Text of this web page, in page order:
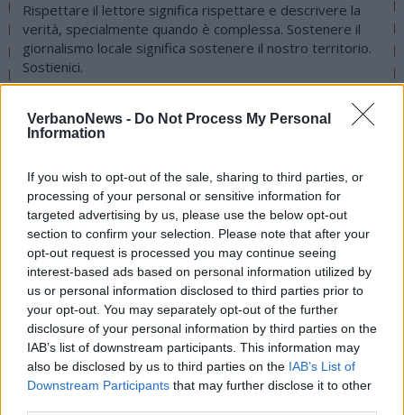
VerbanoNews - Do Not Process My Personal
Information
If you wish to opt-out of the sale, sharing to third parties, or
processing of your personal or sensitive information for
targeted advertising by us, please use the below opt-out
section to confirm your selection. Please note that after your
opt-out request is processed you may continue seeing
interest-based ads based on personal information utilized by
us or personal information disclosed to third parties prior to
your opt-out. You may separately opt-out of the further
disclosure of your personal information by third parties on the
IAB’s list of downstream participants. This information may
also be disclosed by us to third parties on the IAB’s List of
Downstream Participants that may further disclose it to other
Rispettare il lettore significa rispettare e descrivere la
verità, specialmente quando è complessa. Sostenere il
giornalismo locale significa sostenere il nostro territorio.
Sostienici.
Abbonati
PIÙ INFORMAZIONI SU
cimitero
cimitero sesto calende
LEGGI GLI ALTRI ARTICOLI DI
LAGO MAGGIORE